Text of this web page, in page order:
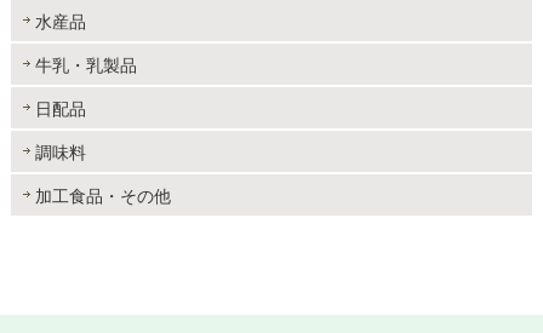
水産品
牛乳・乳製品
日配品
調味料
加工食品・その他